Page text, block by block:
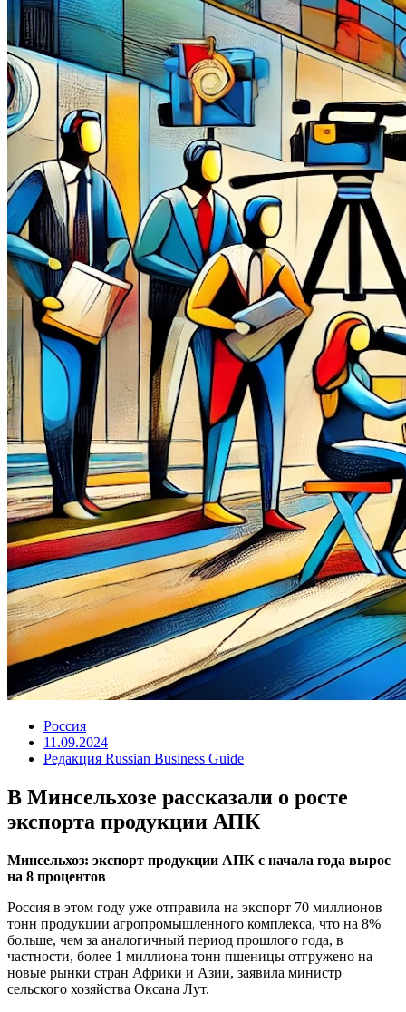
Россия
11.09.2024
Редакция Russian Business Guide
В Минсельхозе рассказали о росте
экспорта продукции АПК
Минсельхоз: экспорт продукции АПК с начала года вырос
на 8 процентов
Россия в этом году уже отправила на экспорт 70 миллионов
тонн продукции агропромышленного комплекса, что на 8%
больше, чем за аналогичный период прошлого года, в
частности, более 1 миллиона тонн пшеницы отгружено на
новые рынки стран Африки и Азии, заявила министр
сельского хозяйства Оксана Лут.